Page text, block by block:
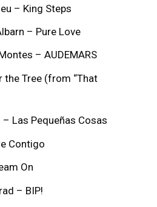
– King Steps
– Pure Love
– AUDEMARS
the Tree (from “That
– Las Pequeñas Cosas
Contigo
On
– BIP!